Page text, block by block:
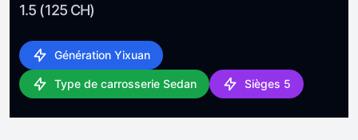
1.5 (125 CH)
Génération Yixuan
Type de carrosserie Sedan Sièges 5